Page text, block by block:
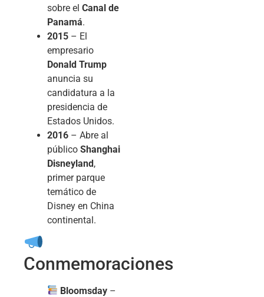
sobre el Canal de
Panamá.
2015 – El
empresario
Donald Trump
anuncia su
candidatura a la
presidencia de
Estados Unidos.
2016 – Abre al
público Shanghai
Disneyland,
primer parque
temático de
Disney en China
continental.
Conmemoraciones
Bloomsday –